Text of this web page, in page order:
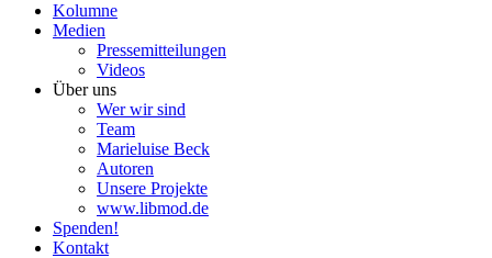
Kolumne
Medien
Pres­se­mit­tei­lun­gen
Videos
Über uns
Wer wir sind
Team
Marie­luise Beck
Autoren
Unsere Pro­jekte
www.libmod.de
Spenden!
Kontakt